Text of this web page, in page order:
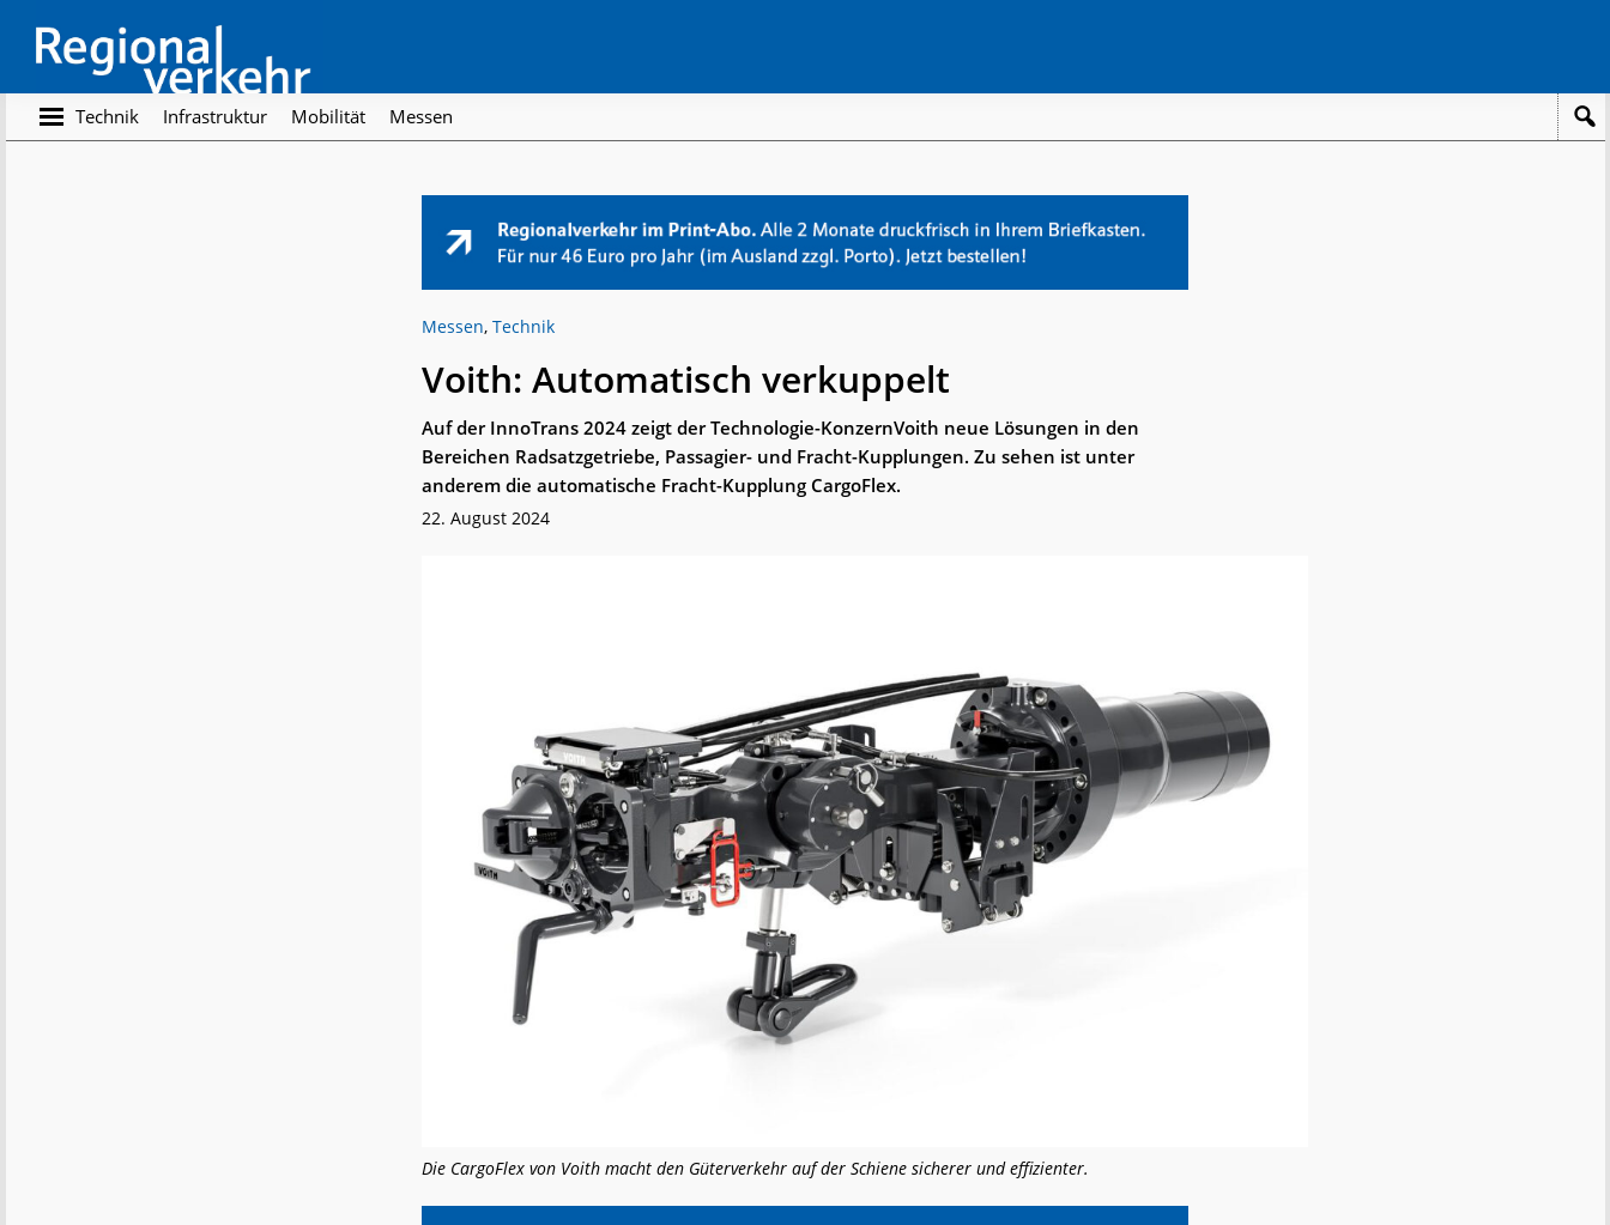
main
content
footer
Regionalverkehr
Die
Fachzeitschrift
Technik Infrastruktur Mobilität Messen
Messen, Technik
Voith: Automatisch verkuppelt
Auf der InnoTrans 2024 zeigt der Technologie-KonzernVoith neue Lösungen in den
Bereichen Radsatzgetriebe, Passagier- und Fracht-Kupplungen. Zu sehen ist unter
anderem die automatische Fracht-Kupplung CargoFlex.
22. August 2024
Die CargoFlex von Voith macht den Güterverkehr auf der Schiene sicherer und effizienter.